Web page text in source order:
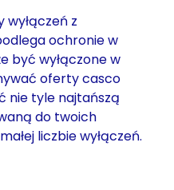
wyłączeń z
ochronie w
być wyłączone w
oferty casco
nie tyle najtańszą
do twoich
liczbie wyłączeń.